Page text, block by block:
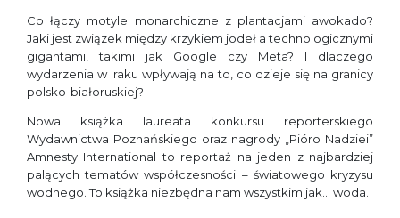
Co łączy motyle monarchiczne z plantacjami awokado?
Jaki jest związek między krzykiem jodeł a technologicznymi
gigantami, takimi jak Google czy Meta? I dlaczego
wydarzenia w Iraku wpływają na to, co dzieje się na granicy
polsko-białoruskiej?
Nowa książka laureata konkursu reporterskiego
Wydawnictwa Poznańskiego oraz nagrody „Pióro Nadziei”
Amnesty International to reportaż na jeden z najbardziej
palących tematów współczesności – światowego kryzysu
wodnego. To książka niezbędna nam wszystkim jak… woda.